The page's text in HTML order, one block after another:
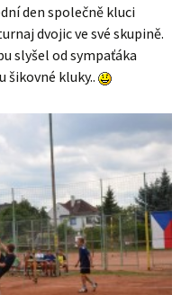
den společně kluci
dvojic ve své skupině.
slyšel od sympaťáka
šikovné kluky..